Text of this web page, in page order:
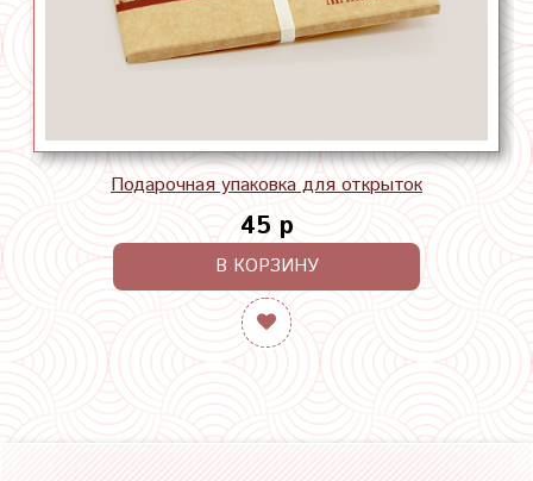
Подарочная упаковка для открыток
45 р
В КОРЗИНУ